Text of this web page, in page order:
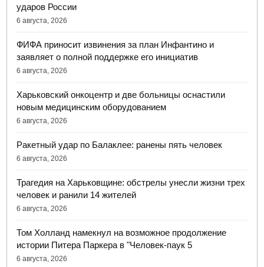
ударов России
6 августа, 2026
ФИФА приносит извинения за план Инфантино и
заявляет о полной поддержке его инициатив
6 августа, 2026
Харьковский онкоцентр и две больницы оснастили
новым медицинским оборудованием
6 августа, 2026
Ракетный удар по Балаклее: ранены пять человек
6 августа, 2026
Трагедия на Харьковщине: обстрелы унесли жизни трех
человек и ранили 14 жителей
6 августа, 2026
Том Холланд намекнул на возможное продолжение
истории Питера Паркера в "Человек-паук 5
6 августа, 2026